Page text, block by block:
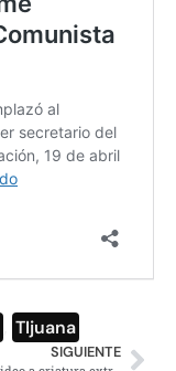
TIjuana
SIGUIENTE